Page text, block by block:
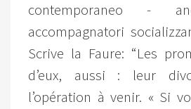
contemporaneo -
accompagnatori
Scrive la Faure: “Les
d’eux, aussi : leur
l’opération à venir. « Si